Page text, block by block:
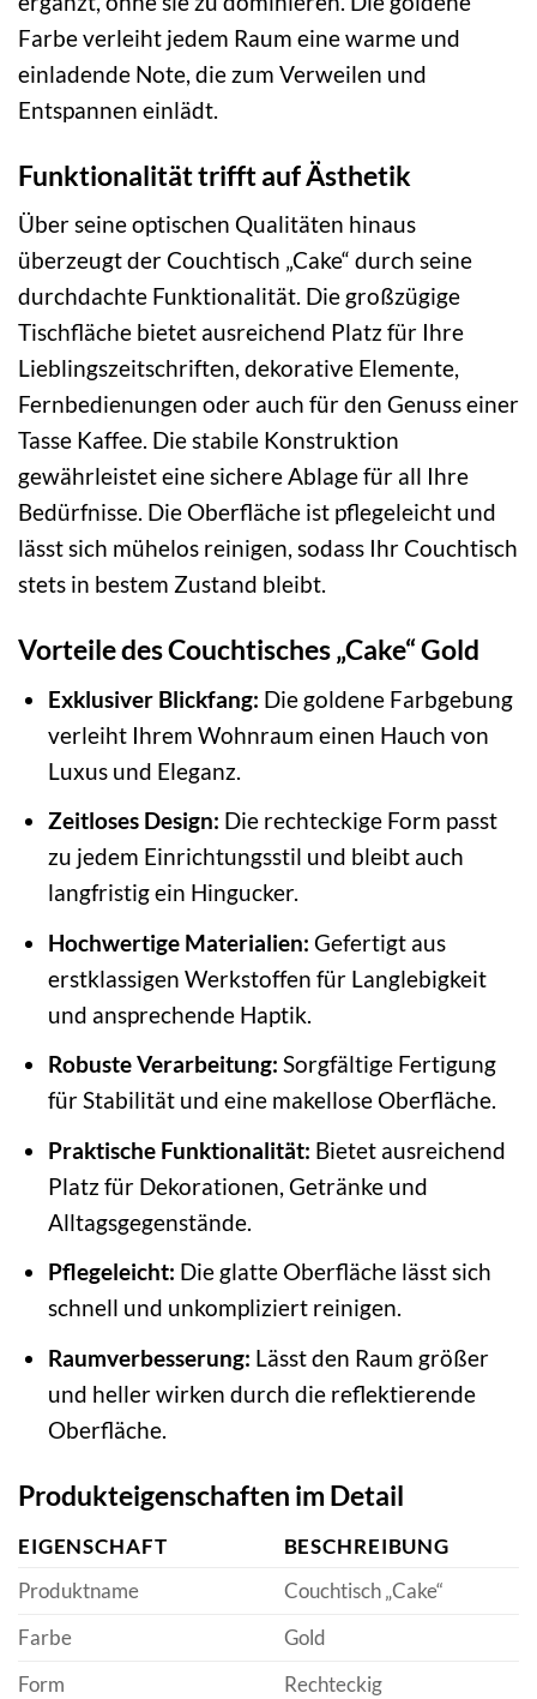
Farbe verleiht jedem Raum eine warme und
einladende Note, die zum Verweilen und
Entspannen einlädt.
Funktionalität trifft auf Ästhetik
Über seine optischen Qualitäten hinaus
überzeugt der Couchtisch „Cake“ durch seine
durchdachte Funktionalität. Die großzügige
Tischfläche bietet ausreichend Platz für Ihre
Lieblingszeitschriften, dekorative Elemente,
Fernbedienungen oder auch für den Genuss einer
Tasse Kaffee. Die stabile Konstruktion
gewährleistet eine sichere Ablage für all Ihre
Bedürfnisse. Die Oberfläche ist pflegeleicht und
lässt sich mühelos reinigen, sodass Ihr Couchtisch
stets in bestem Zustand bleibt.
Vorteile des Couchtisches „Cake“ Gold
Exklusiver Blickfang: Die goldene Farbgebung
verleiht Ihrem Wohnraum einen Hauch von
Luxus und Eleganz.
Zeitloses Design: Die rechteckige Form passt
zu jedem Einrichtungsstil und bleibt auch
langfristig ein Hingucker.
Hochwertige Materialien: Gefertigt aus
erstklassigen Werkstoffen für Langlebigkeit
und ansprechende Haptik.
Robuste Verarbeitung: Sorgfältige Fertigung
für Stabilität und eine makellose Oberfläche.
Praktische Funktionalität: Bietet ausreichend
Platz für Dekorationen, Getränke und
Alltagsgegenstände.
Pflegeleicht: Die glatte Oberfläche lässt sich
schnell und unkompliziert reinigen.
Raumverbesserung: Lässt den Raum größer
und heller wirken durch die reflektierende
Oberfläche.
Produkteigenschaften im Detail
EIGENSCHAFT
BESCHREIBUNG
Produktname
Couchtisch „Cake“
Farbe
Gold
Form
Rechteckig